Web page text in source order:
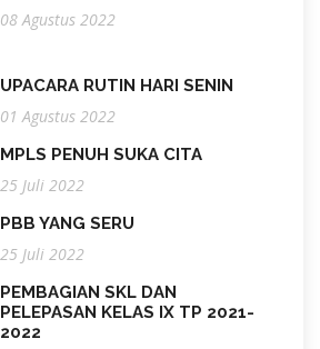
08 Agustus 2022
UPACARA RUTIN HARI SENIN
01 Agustus 2022
MPLS PENUH SUKA CITA
25 Juli 2022
PBB YANG SERU
25 Juli 2022
PEMBAGIAN SKL DAN
PELEPASAN KELAS IX TP 2021-
2022